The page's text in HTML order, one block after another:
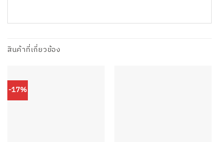
สินค้าที่เกี่ยวข้อง
-17%